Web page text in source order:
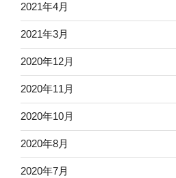
2021年4月
2021年3月
2020年12月
2020年11月
2020年10月
2020年8月
2020年7月